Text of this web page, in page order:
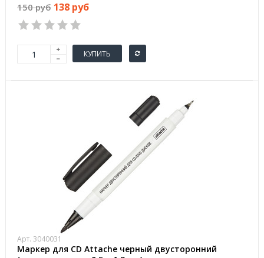
150 руб 138 руб
КУПИТЬ
Арт. 3040031
Маркер для CD Attache черный двусторонний